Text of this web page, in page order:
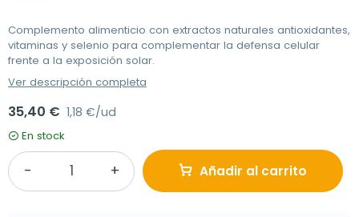
Complemento alimenticio con extractos naturales antioxidantes,
vitaminas y selenio para complementar la defensa celular
frente a la exposición solar.
Ver descripción completa
35,40 € 1,18 €/ud
En stock
Añadir al carrito